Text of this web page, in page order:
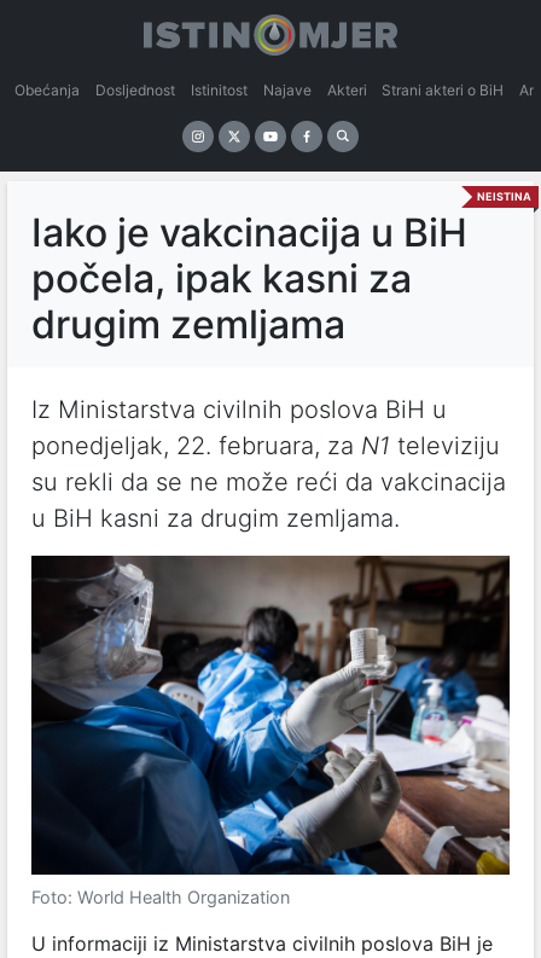
Obećanja Dosljednost Istinitost Najave Akteri Strani akteri o BiH
NEISTINA
Iako je vakcinacija u BiH
počela, ipak kasni za
drugim zemljama
Iz Ministarstva civilnih poslova BiH u
ponedjeljak, 22. februara, za N1 televiziju
su rekli da se ne može reći da vakcinacija
u BiH kasni za drugim zemljama.
Foto: World Health Organization
U informaciji iz Ministarstva civilnih poslova BiH je